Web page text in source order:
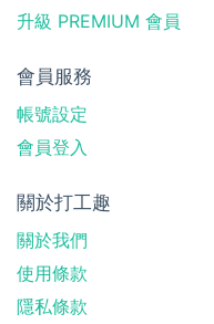
升級 PREMIUM 會員
會員服務
帳號設定
會員登入
關於打工趣
關於我們
使用條款
隱私條款